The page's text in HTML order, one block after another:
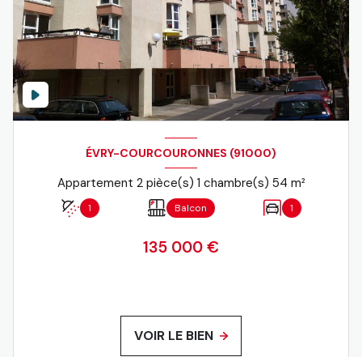
ÉVRY-COURCOURONNES (91000)
Appartement 2 pièce(s) 1 chambre(s) 54 m²
1 Balcon 1
135 000 €
VOIR LE BIEN